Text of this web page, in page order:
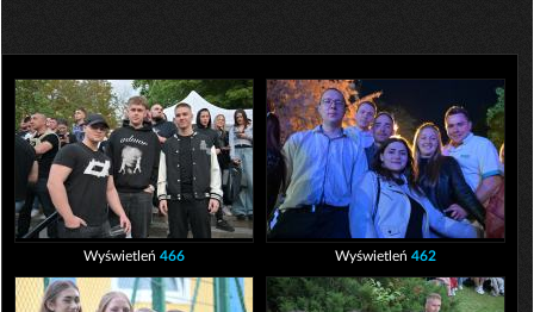
Wyświetleń 466 Wyświetleń 462